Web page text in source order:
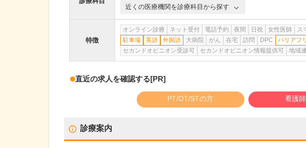
近くの医療機関を診療科目から探す
特徴
オンライン診療 ネット受付 電話予約 夜間 日祝 女性医師 ス
駐車場
英語 外国語 大病院 がん 在宅 訪問 DPC バリアフ
セカンドオピニオン受診可
セカンドオピニオン情報提供可 地域
直近の求人を確認する[PR]
PT/OT/STの方 看護
診療案内